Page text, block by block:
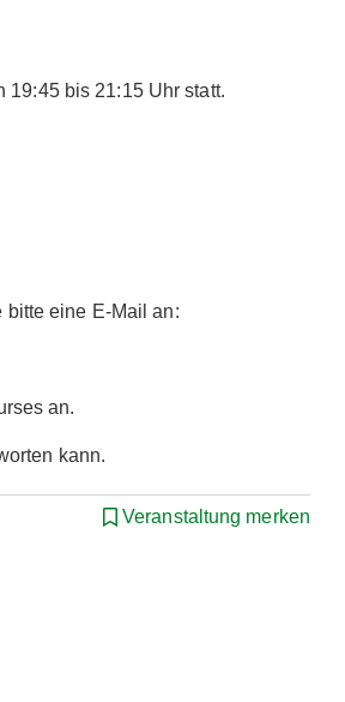
bis 21:15 Uhr statt.
bitte eine E-Mail an:
an.
kann.
Veranstaltung merken